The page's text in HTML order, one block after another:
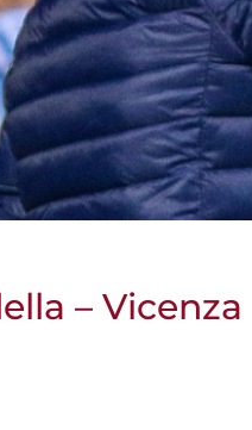
– Vicenza